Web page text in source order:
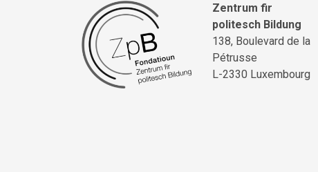
Zentrum fir
politesch Bildung
138, Boulevard de la
Pétrusse
L-2330 Luxembourg